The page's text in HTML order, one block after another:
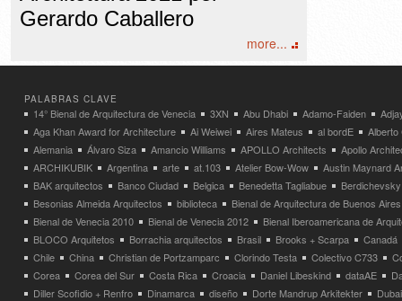
Gerardo Caballero
more...
PALABRAS CLAVE
14° Bienal de Arquitectura de Venecia 3XN Abu Dhabi Adamo-Faiden
Aga Khan Award for Architecture
Ai Weiwei Aires Mateus al bordE
Alberto
Alemania
Álvaro Siza Amancio Williams APOLLO Architects
Apollo
ARCHIKUBIK
Argentina arte at.103 Atelier Bow-Wow
Austin Maynard
BAK arquitectos
Banco Ciudad Belgica Benedetta Tagliabue
Besonias Almeida Arquitectos
biblioteca
Bienal de Arquitectura de Buenos Aires
Bienal de Venecia 2010
Bienal de Venecia 2012
Bienal Iberoamericana de
BLOCO Arquitetos
Borrachia arquitectos Brasil Brooks + Scarpa
Canadá
Chile
China Christian de Portzamparc Clorindo Testa Colectivo C733
Corea
Corea del Sur Costa Rica Croacia Daniel Libeskind dataAE
Diller Scofidio + Renfro
Dinamarca diseño Dorte Mandrup Arkitekter
Dubai